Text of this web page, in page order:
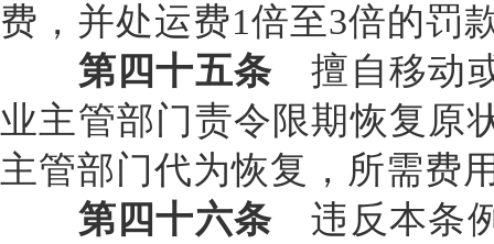
费，并处运费1倍至3倍的罚
第四十五条 擅自移动
业主管部门责令限期恢复原
主管部门代为恢复，所需费
第四十六条 违反本条